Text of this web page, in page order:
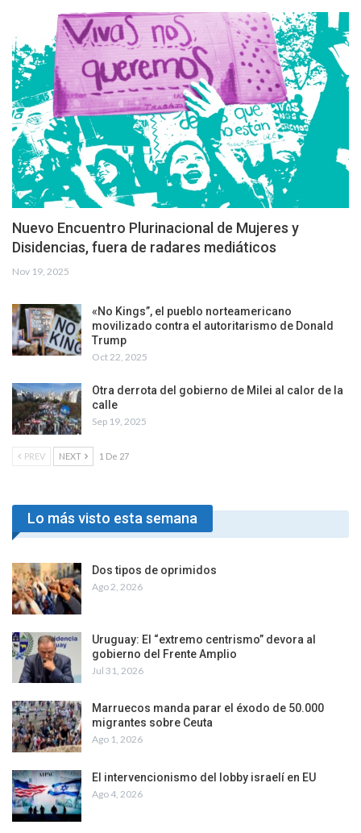
Nuevo Encuentro Plurinacional de Mujeres y
Disidencias, fuera de radares mediáticos
Nov 19, 2025
«No Kings”, el pueblo norteamericano
movilizado contra el autoritarismo de Donald
Trump
Oct 22, 2025
Otra derrota del gobierno de Milei al calor de la
calle
Sep 19, 2025
PREV NEXT 1 De 27
Lo más visto esta semana
Dos tipos de oprimidos
Ago 2, 2026
Uruguay: El “extremo centrismo” devora al
gobierno del Frente Amplio
Jul 31, 2026
Marruecos manda parar el éxodo de 50.000
migrantes sobre Ceuta
Ago 1, 2026
El intervencionismo del lobby israelí en EU
Ago 4, 2026